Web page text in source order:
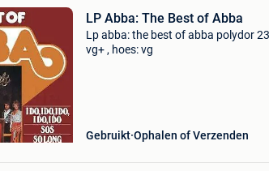
LP Abba: The Best of Abba
Lp abba: the best of abba polydor
vg+ , hoes: vg
Gebruikt Ophalen of Verzenden